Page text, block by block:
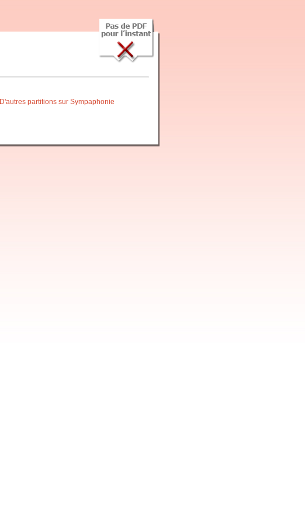
D'autres partitions sur Sympaphonie